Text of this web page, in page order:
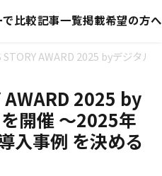
比較記事一覧掲載希望の方へ
STORY AWARD 2025 byデジタ
AWARD 2025 by
開催 ～2025年
入事例 を決める